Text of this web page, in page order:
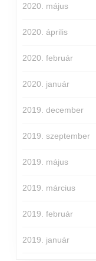
2020. május
2020. április
2020. február
2020. január
2019. december
2019. szeptember
2019. május
2019. március
2019. február
2019. január